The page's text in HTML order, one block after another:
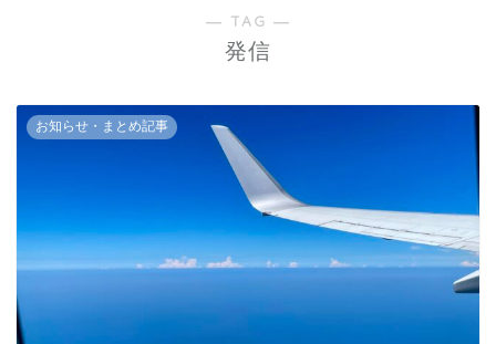
― TAG ―
発信
お知らせ・まとめ記事